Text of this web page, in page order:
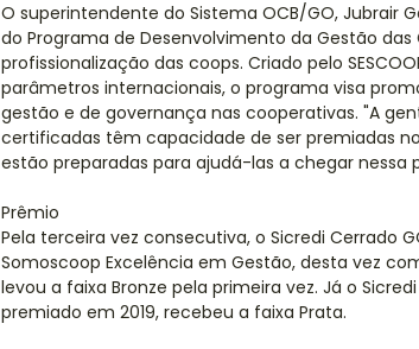
O superintendente do Sistema OCB/GO, Jubrair
do Programa de Desenvolvimento da Gestão das
profissionalização das coops. Criado pelo
parâmetros internacionais, o programa visa
gestão e de governança nas cooperativas. "A
certificadas têm capacidade de ser premiadas
estão preparadas para ajudá-las a chegar nessa
Prêmio
Pela terceira vez consecutiva, o Sicredi Cerrado
Somoscoop Excelência em Gestão, desta vez
levou a faixa Bronze pela primeira vez. Já o
premiado em 2019, recebeu a faixa Prata.